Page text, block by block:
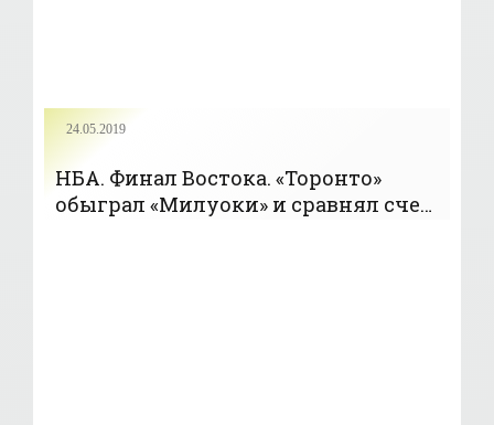
24.05.2019
НБА. Финал Востока. «Торонто»
обыграл «Милуоки» и сравнял счет